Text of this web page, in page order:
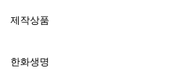
제작상품
한화생명